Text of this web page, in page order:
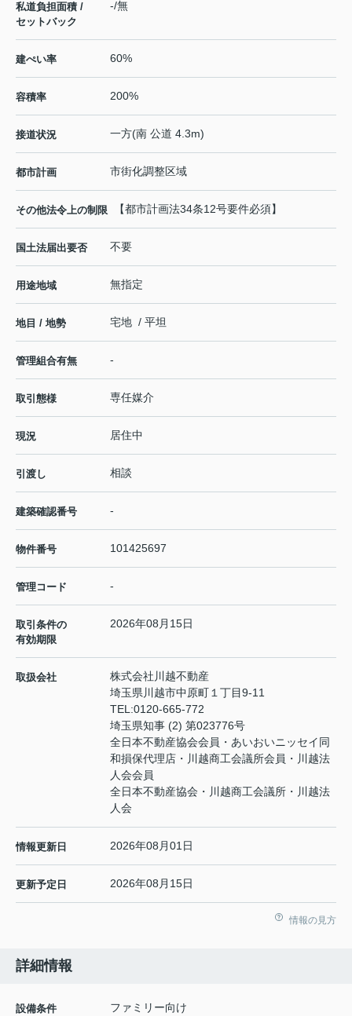
私道負担面積 /
セットバック
-/無
建ぺい率 60%
容積率 200%
接道状況 一方(南 公道 4.3m)
都市計画 市街化調整区域
その他法令上の制限 【都市計画法34条12号要件必須】
国土法届出要否 不要
用途地域 無指定
地目 / 地勢 宅地 / 平坦
管理組合有無 -
取引態様 専任媒介
現況 居住中
引渡し 相談
建築確認番号 -
物件番号 101425697
管理コード -
取引条件の
有効期限
2026年08月15日
取扱会社
株式会社川越不動産
埼玉県川越市中原町１丁目9-11
TEL:0120-665-772
埼玉県知事 (2) 第023776号
全日本不動産協会会員・あいおいニッセイ同
和損保代理店・川越商工会議所会員・川越法
人会会員
全日本不動産協会・川越商工会議所・川越法
人会
情報更新日 2026年08月01日
更新予定日 2026年08月15日
情報の見方
詳細情報
設備条件
ファミリー向け